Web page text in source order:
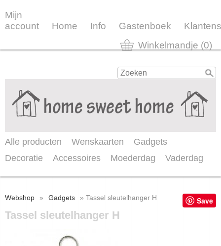
Mijn
account
Home Info Gastenboek
Winkelmandje (0)
Alle producten Wenskaarten
Gadgets
Decoratie
Accessoires Moederdag Vaderdag
Save
Webshop » Gadgets » Tassel sleutelhanger H
Tassel sleutelhanger H